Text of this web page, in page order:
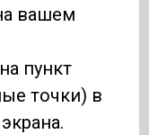
вашем
пункт
точки) в